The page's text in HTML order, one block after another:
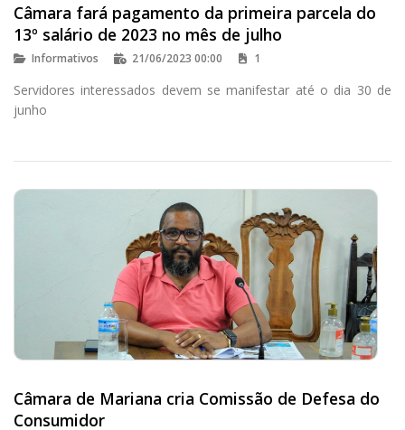
Câmara fará pagamento da primeira parcela do
13º salário de 2023 no mês de julho
Informativos 21/06/2023 00:00 1
Servidores interessados devem se manifestar até o dia 30 de
junho
Câmara de Mariana cria Comissão de Defesa do
Consumidor